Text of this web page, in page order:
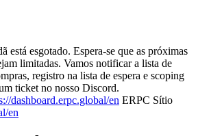
está esgotado. Espera-se que as próximas
limitadas. Vamos notificar a lista de
registro na lista de espera e scoping
ticket no nosso Discord.
dashboard.erpc.global/en ERPC Sítio
en